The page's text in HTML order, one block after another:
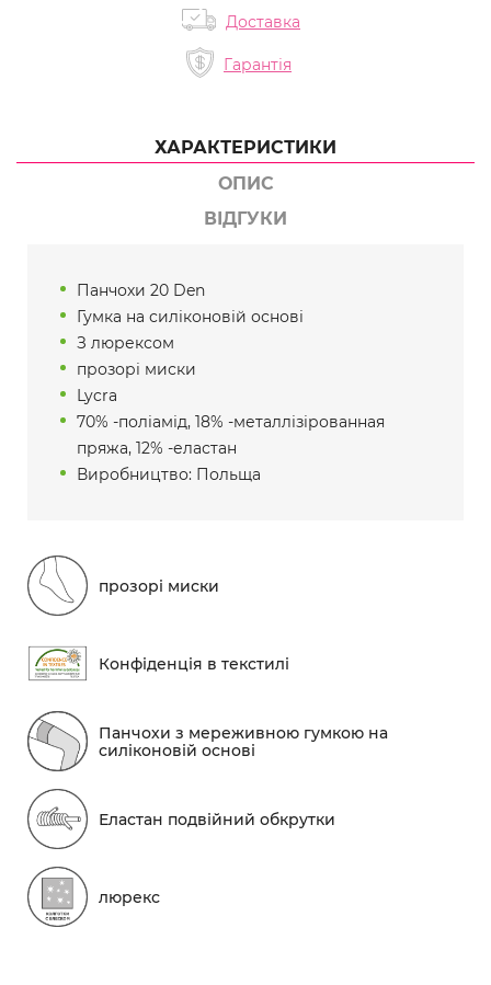
Доставка
Гарантія
ХАРАКТЕРИСТИКИ
ОПИС
ВІДГУКИ
Панчохи 20 Den
Гумка на силіконовій основі
З люрексом
прозорі миски
Lycra
70% -поліамід, 18% -металлізірованная
пряжа, 12% -еластан
Виробництво: Польща
прозорі миски
Конфіденція в текстилі
Панчохи з мереживною гумкою на
силіконовій основі
Еластан подвійний обкрутки
люрекс